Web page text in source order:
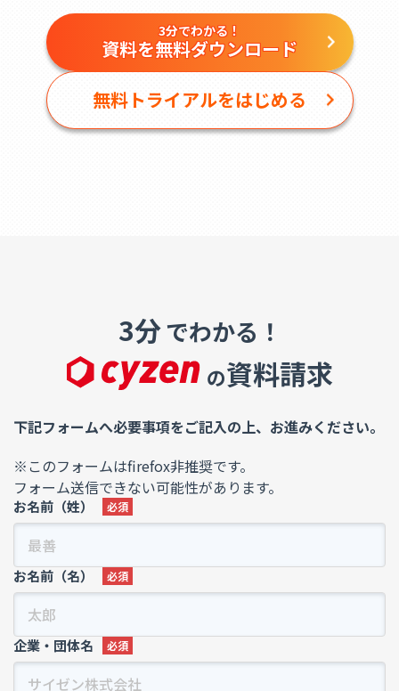
3分でわかる！
資料を無料ダウンロード
無料トライアルをはじめる
3分でわかる！
の資料請求
下記フォームへ必要事項をご記入の上、お進みください。
※このフォームはfirefox非推奨です。
フォーム送信できない可能性があります。
お名前（姓）
お名前（名）
企業・団体名